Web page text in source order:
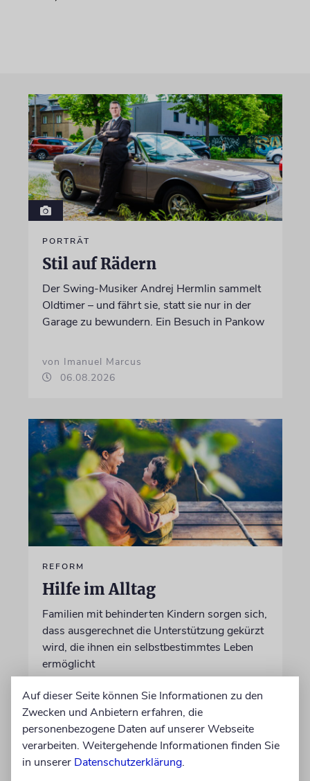
PORTRÄT
Stil auf Rädern
Der Swing-Musiker Andrej Hermlin sammelt
Oldtimer – und fährt sie, statt sie nur in der
Garage zu bewundern. Ein Besuch in Pankow
von Imanuel Marcus
06.08.2026
REFORM
Hilfe im Alltag
Familien mit behinderten Kindern sorgen sich,
dass ausgerechnet die Unterstützung gekürzt
wird, die ihnen ein selbstbestimmtes Leben
ermöglicht
von Christine Schmitt
05.08.2026
Auf dieser Seite können Sie Informationen zu den
Zwecken und Anbietern erfahren, die
personenbezogene Daten auf unserer Webseite
verarbeiten. Weitergehende Informationen finden Sie
in unserer Datenschutzerklärung.